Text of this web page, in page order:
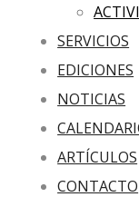
SERVICIOS
EDICIONES
NOTICIAS
ARTÍCULOS
CONTACTO